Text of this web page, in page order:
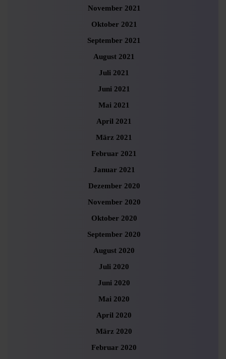
November 2021
Oktober 2021
September 2021
August 2021
Juli 2021
Juni 2021
Mai 2021
April 2021
März 2021
Februar 2021
Januar 2021
Dezember 2020
November 2020
Oktober 2020
September 2020
August 2020
Juli 2020
Juni 2020
Mai 2020
April 2020
März 2020
Februar 2020